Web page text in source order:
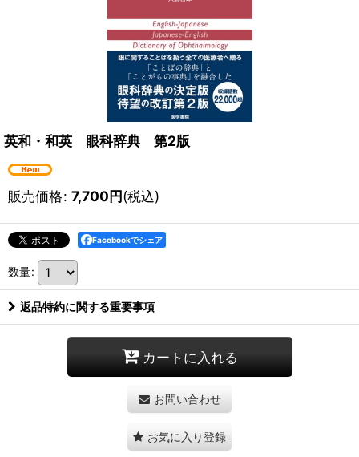
英和・和英 眼科辞典 第2版
販売価格: 7,700円(税込)
Facebookでシェア
数量:
返品特約に関する重要事項
カートに入れる
お問い合わせ
お気に入り登録